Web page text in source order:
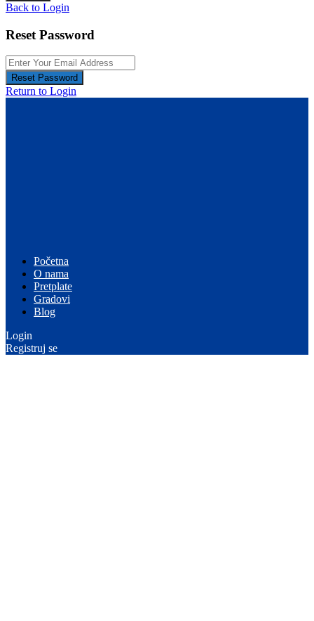
Back to Login
Reset Password
Reset Password
Return to Login
Početna
O nama
Pretplate
Gradovi
Blog
Login
Registruj se